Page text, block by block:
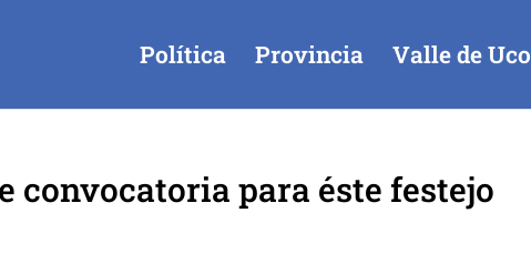
Política Provincia Valle de Uco
convocatoria para éste festejo